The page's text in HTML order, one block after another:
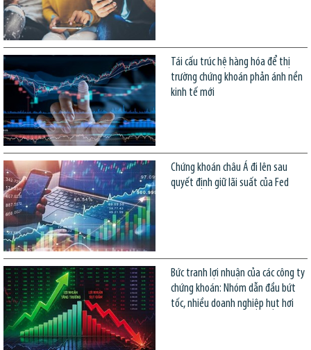
Tái cấu trúc hệ hàng hóa để thị
trường chứng khoán phản ánh nền
kinh tế mới
Chứng khoán châu Á đi lên sau
quyết định giữ lãi suất của Fed
Bức tranh lợi nhuận của các công ty
chứng khoán: Nhóm dẫn đầu bứt
tốc, nhiều doanh nghiệp hụt hơi